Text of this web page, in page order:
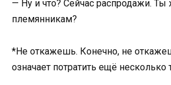
— Ну и что? Сейчас распродажи.
племянникам?
*Не откажешь. Конечно, не
означает потратить ещё несколько